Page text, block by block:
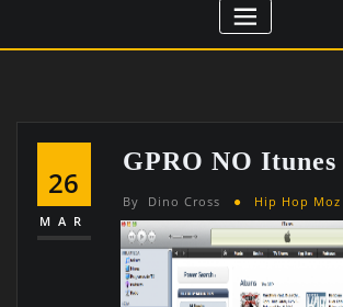
26
MAR
GPRO NO Itunes
By Dino Cross Hip Hop Moz